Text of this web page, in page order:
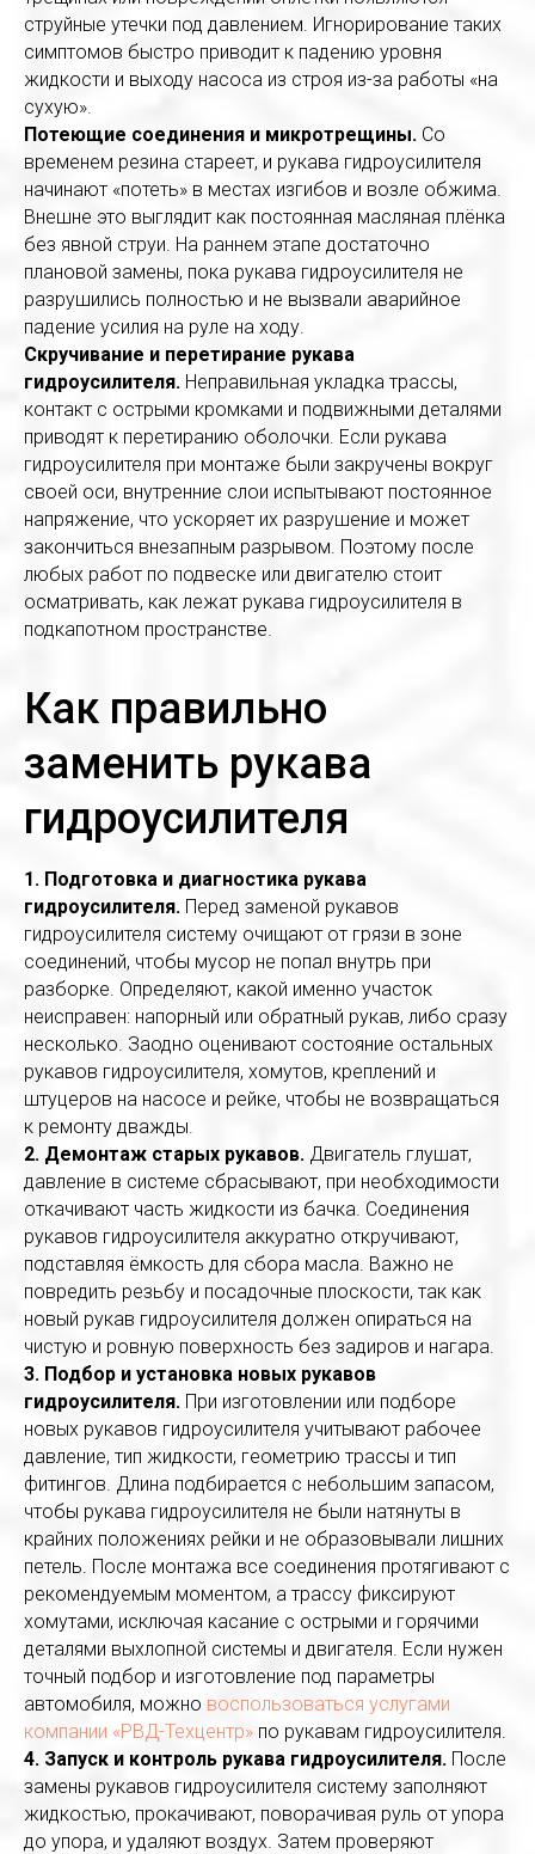
струйные утечки под давлением. Игнорирование таких
симптомов быстро приводит к падению уровня
жидкости и выходу насоса из строя из-за работы «на
сухую».
Потеющие соединения и микротрещины. Со
временем резина стареет, и рукава гидроусилителя
начинают «потеть» в местах изгибов и возле обжима.
Внешне это выглядит как постоянная масляная плёнка
без явной струи. На раннем этапе достаточно
плановой замены, пока рукава гидроусилителя не
разрушились полностью и не вызвали аварийное
падение усилия на руле на ходу.
Скручивание и перетирание рукава
гидроусилителя. Неправильная укладка трассы,
контакт с острыми кромками и подвижными деталями
приводят к перетиранию оболочки. Если рукава
гидроусилителя при монтаже были закручены вокруг
своей оси, внутренние слои испытывают постоянное
напряжение, что ускоряет их разрушение и может
закончиться внезапным разрывом. Поэтому после
любых работ по подвеске или двигателю стоит
осматривать, как лежат рукава гидроусилителя в
подкапотном пространстве.
Как правильно
заменить рукава
гидроусилителя
1. Подготовка и диагностика рукава
гидроусилителя. Перед заменой рукавов
гидроусилителя систему очищают от грязи в зоне
соединений, чтобы мусор не попал внутрь при
разборке. Определяют, какой именно участок
неисправен: напорный или обратный рукав, либо сразу
несколько. Заодно оценивают состояние остальных
рукавов гидроусилителя, хомутов, креплений и
штуцеров на насосе и рейке, чтобы не возвращаться
к ремонту дважды.
2. Демонтаж старых рукавов. Двигатель глушат,
давление в системе сбрасывают, при необходимости
откачивают часть жидкости из бачка. Соединения
рукавов гидроусилителя аккуратно откручивают,
подставляя ёмкость для сбора масла. Важно не
повредить резьбу и посадочные плоскости, так как
новый рукав гидроусилителя должен опираться на
чистую и ровную поверхность без задиров и нагара.
3. Подбор и установка новых рукавов
гидроусилителя. При изготовлении или подборе
новых рукавов гидроусилителя учитывают рабочее
давление, тип жидкости, геометрию трассы и тип
фитингов. Длина подбирается с небольшим запасом,
чтобы рукава гидроусилителя не были натянуты в
крайних положениях рейки и не образовывали лишних
петель. После монтажа все соединения протягивают с
рекомендуемым моментом, а трассу фиксируют
хомутами, исключая касание с острыми и горячими
деталями выхлопной системы и двигателя. Если нужен
точный подбор и изготовление под параметры
автомобиля, можно воспользоваться услугами
компании «РВД-Техцентр» по рукавам гидроусилителя.
4. Запуск и контроль рукава гидроусилителя. После
замены рукавов гидроусилителя систему заполняют
жидкостью, прокачивают, поворачивая руль от упора
до упора, и удаляют воздух. Затем проверяют